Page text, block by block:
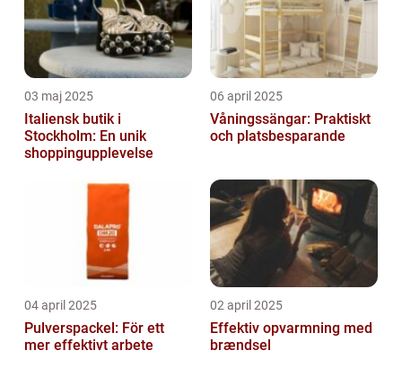
03 maj 2025
Italiensk butik i
Stockholm: En unik
shoppingupplevelse
06 april 2025
Våningssängar: Praktiskt
och platsbesparande
04 april 2025
Pulverspackel: För ett
mer effektivt arbete
02 april 2025
Effektiv opvarmning med
brændsel